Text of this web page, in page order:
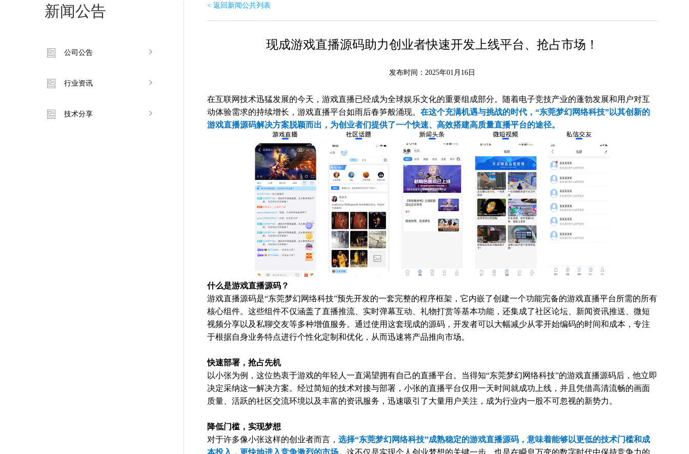
新闻公告
公司公告
行业资讯
技术分享
< 返回新闻公共列表
现成游戏直播源码助力创业者快速开发上线平台、抢占市场！
发布时间：2025年01月16日
在互联网技术迅猛发展的今天，游戏直播已经成为全球娱乐文化的重要组成部分。随着电子竞技产业的蓬勃发展和用户对互
动体验需求的持续增长，游戏直播平台如雨后春笋般涌现。 在这个充满机遇与挑战的时代，“东莞梦幻网络科技”以其创新的
游戏直播源码解决方案脱颖而出，为创业者们提供了一个快速、高效搭建高质量直播平台的途径。
什么是游戏直播源码？
游戏直播源码是“东莞梦幻网络科技”预先开发的一套完整的程序框架，它内嵌了创建一个功能完备的游戏直播平台所需的所有
核心组件。这些组件不仅涵盖了直播推流、实时弹幕互动、礼物打赏等基本功能，还集成了社区论坛、新闻资讯推送、微短
视频分享以及私聊交友等多种增值服务。通过使用这套现成的源码，开发者可以大幅减少从零开始编码的时间和成本，专注
于根据自身业务特点进行个性化定制和优化，从而迅速将产品推向市场。
快速部署，抢占先机
以小张为例，这位热衷于游戏的年轻人一直渴望拥有自己的直播平台。当得知“东莞梦幻网络科技”的游戏直播源码后，他立即
决定采纳这一解决方案。经过简短的技术对接与部署，小张的直播平台仅用一天时间就成功上线，并且凭借高清流畅的画面
质量、活跃的社区交流环境以及丰富的资讯服务，迅速吸引了大量用户关注，成为行业内一股不可忽视的新势力。
降低门槛，实现梦想
对于许多像小张这样的创业者而言， 选择“东莞梦幻网络科技”成熟稳定的游戏直播源码，意味着能够以更低的技术门槛和成
本投入，更快地进入竞争激烈的市场。 这不仅是实现个人创业梦想的关键一步，也是在瞬息万变的数字时代中保持竞争力的